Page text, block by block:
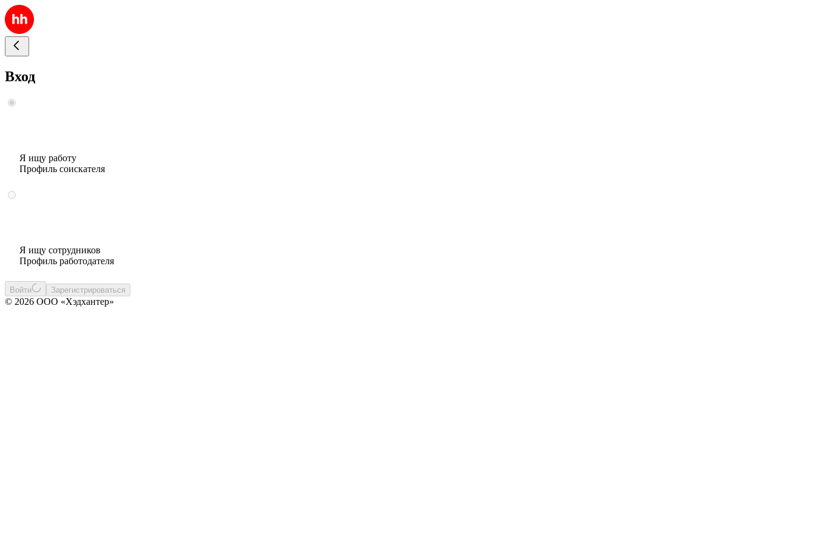
Вход
Я ищу работу
Профиль соискателя
Я ищу сотрудников
Профиль работодателя
Войти Зарегистрироваться
© 2026 ООО «Хэдхантер»